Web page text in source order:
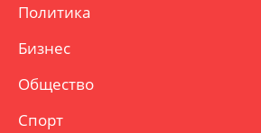
Политика
Бизнес
Общество
Спорт